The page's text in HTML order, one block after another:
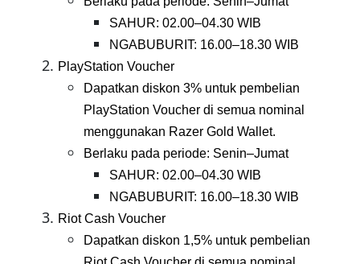
SAHUR: 02.00–04.30 WIB
NGABUBURIT: 16.00–18.30 WIB
PlayStation Voucher
Dapatkan diskon 3% untuk pembelian
PlayStation Voucher di semua nominal
menggunakan Razer Gold Wallet.
Berlaku pada periode: Senin–Jumat
SAHUR: 02.00–04.30 WIB
NGABUBURIT: 16.00–18.30 WIB
Riot Cash Voucher
Dapatkan diskon 1,5% untuk pembelian